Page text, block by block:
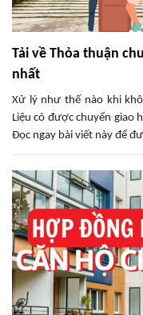
Tải về Thỏa thuận
nhất
Xử lý như thế nào khi
Liệu có được chuyển giao
Đọc ngay bài viết này để